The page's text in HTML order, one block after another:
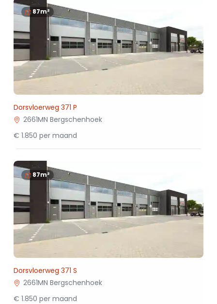
87m²
Dorsvloerweg 371 P
2661MN Bergschenhoek
€ 1.850 per maand
87m²
Dorsvloerweg 371 S
2661MN Bergschenhoek
€ 1.850 per maand